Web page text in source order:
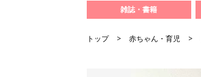
雑誌・書籍
トップ 赤ちゃん・育児